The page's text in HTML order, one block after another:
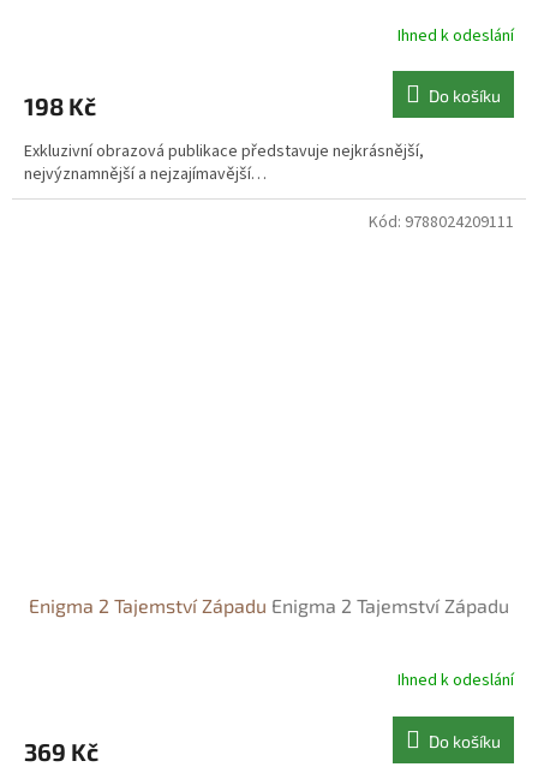
Ihned k odeslání
198 Kč Do košíku
Exkluzivní obrazová publikace představuje nejkrásnější,
nejvýznamnější a nejzajímavější…
Enigma 2 Tajemství Západu Enigma 2 Tajemství Západu
Ihned k odeslání
369 Kč Do košíku
Kód: 9788024209111